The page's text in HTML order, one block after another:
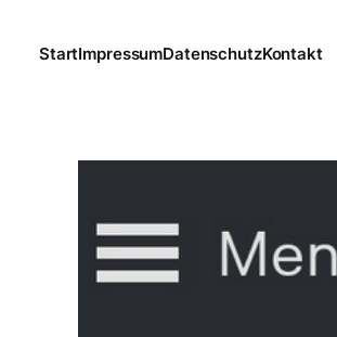
StartImpressumDatenschutzKontakt